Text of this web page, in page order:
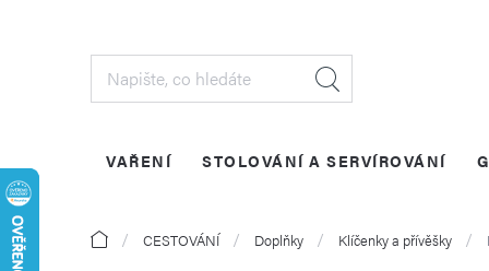
VAŘENÍ STOLOVÁNÍ A SERVÍROVÁNÍ
DomůCESTOVÁNÍ Doplňky Klíčenky a přívěšky